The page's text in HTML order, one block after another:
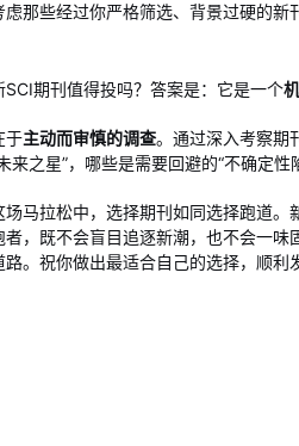
虑那些经过你严格筛选、背景过硬的新
SCI期刊值得投吗？答案是：它是一个
于主动而审慎的调查。通过深入考察期
来之星”，哪些是需要回避的“不确定性
场马拉松中，选择期刊如同选择跑道
者，既不会盲目追逐新潮，也不会一
。祝你做出最适合自己的选择，顺利